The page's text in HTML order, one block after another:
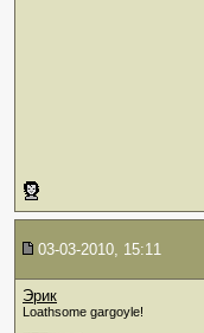
03-03-2010, 15:11
Эрик
Loathsome gargoyle!